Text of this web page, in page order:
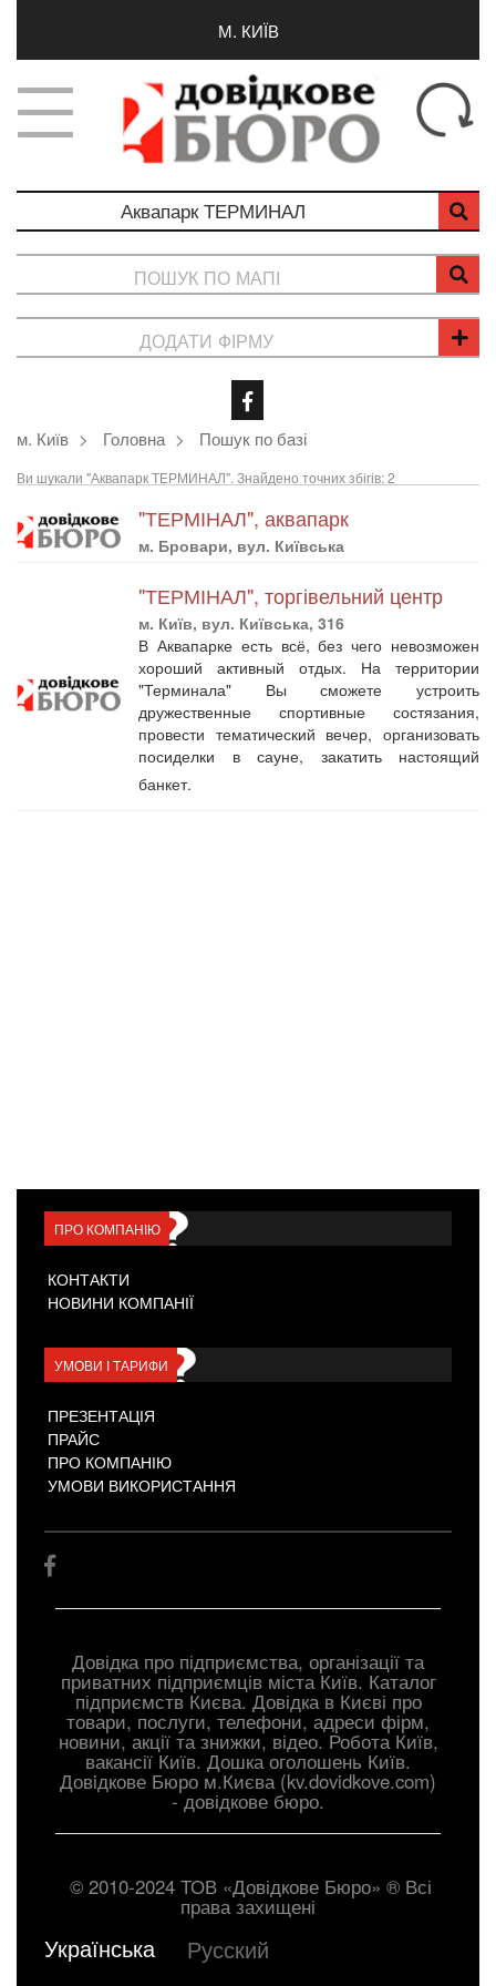
М. КИЇВ
ПОШУК ПО МАПІ
ДОДАТИ ФІРМУ
м. Київ Головна Пошук по базі
Ви шукали "Аквапарк ТЕРМИНАЛ". Знайдено точних збігів: 2
"ТЕРМІНАЛ", аквапарк
м. Бровари, вул. Київська
"ТЕРМІНАЛ", торгівельний центр
м. Київ, вул. Київська, 316
В Аквапарке есть всё, без чего невозможен
хороший активный отдых. На территории
"Терминала" Вы сможете устроить
дружественные спортивные состязания,
провести тематический вечер, организовать
посиделки в сауне, закатить настоящий
банкет.
ПРО КОМПАНІЮ
КОНТАКТИ
НОВИНИ КОМПАНІЇ
УМОВИ І ТАРИФИ
ПРЕЗЕНТАЦІЯ
ПРАЙС
ПРО КОМПАНІЮ
УМОВИ ВИКОРИСТАННЯ
Довідка про підприємства, організації та
приватних підприємців міста Київ. Каталог
підприємств Києва. Довідка в Києві про
товари, послуги, телефони, адреси фірм,
новини, акції та знижки, відео. Робота Київ,
вакансії Київ. Дошка оголошень Київ.
Довiдкове Бюро м.Києва (kv.dovidkove.com)
- довідкове бюро.
© 2010-2024 ТОВ «Довідкове Бюро» ® Всі
права захищені
Українська Русский